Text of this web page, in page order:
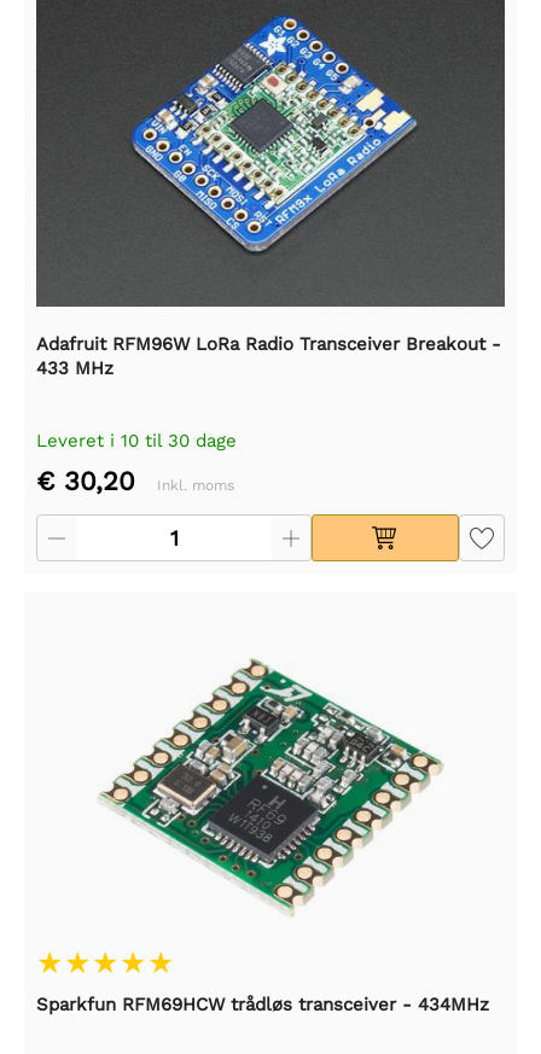
Adafruit RFM96W LoRa Radio Transceiver Breakout -
433 MHz
Leveret i 10 til 30 dage
€ 30,20 Inkl. moms
Sparkfun RFM69HCW trådløs transceiver - 434MHz